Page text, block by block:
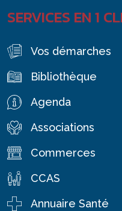
SERVICES EN 1
Vos démarches
Bibliothèque
Agenda
Associations
Commerces
CCAS
Annuaire Santé